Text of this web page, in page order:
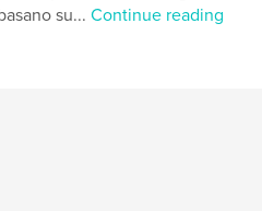
su... Continue reading